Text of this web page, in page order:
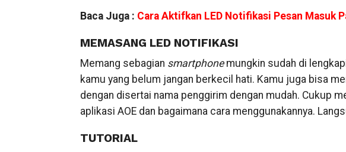
Baca Juga : Cara Aktifkan LED Notifikasi Pesan Masuk
MEMASANG LED NOTIFIKASI
Memang sebagian smartphonemungkin sudah di
kamu yang belum jangan berkecil hati. Kamu juga bisa
dengan disertai nama penggirim dengan mudah. Cukup
aplikasi AOE dan bagaimana cara menggunakannya.
TUTORIAL